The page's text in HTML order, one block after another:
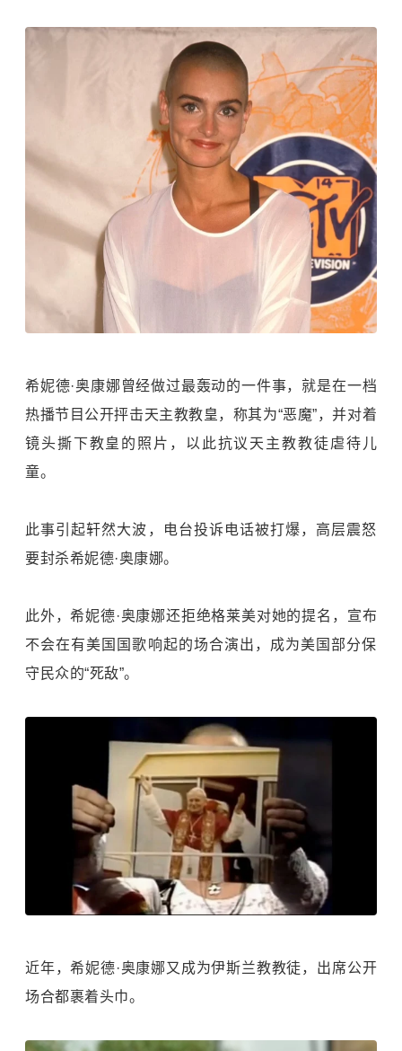
希妮德·奥康娜曾经做过最轰动的一件事，就是在一档
热播节目公开抨击天主教教皇，称其为“恶魔”，并对着
镜头撕下教皇的照片，以此抗议天主教教徒虐待儿
童。
此事引起轩然大波，电台投诉电话被打爆，高层震怒
要封杀希妮德·奥康娜。
此外，希妮德·奥康娜还拒绝格莱美对她的提名，宣布
不会在有美国国歌响起的场合演出，成为美国部分保
守民众的“死敌”。
近年，希妮德·奥康娜又成为伊斯兰教教徒，出席公开
场合都裹着头巾。